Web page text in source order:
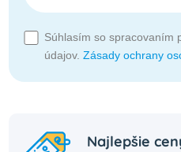
Súhlasím so spracovaním
údajov. Zásady ochrany
Najlepšie